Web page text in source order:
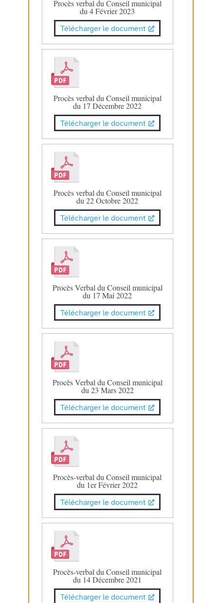
Procès verbal du Conseil municipal
du 4 Février 2023
Télécharger le document
Procès verbal du Conseil municipal
du 17 Décembre 2022
Télécharger le document
Procès verbal du Conseil municipal
du 22 Octobre 2022
Télécharger le document
Procès Verbal du Conseil municipal
du 17 Mai 2022
Télécharger le document
Procès Verbal du Conseil municipal
du 23 Mars 2022
Télécharger le document
Procès-verbal du Conseil municipal
du 1er Février 2022
Télécharger le document
Procès-verbal du Conseil municipal
du 14 Décembre 2021
Télécharger le document